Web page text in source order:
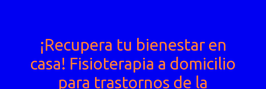
¡Recupera tu bienestar en
casa! Fisioterapia a domicilio
para trastornos de la